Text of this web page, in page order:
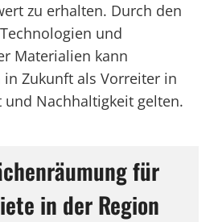
zu erhalten. Durch den
und
Materialien kann
Zukunft als Vorreiter in
und Nachhaltigkeit gelten.
für
in der Region